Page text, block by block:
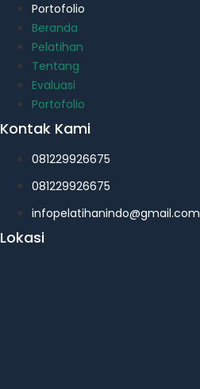
Portofolio
Beranda
Pelatihan
Tentang
Evaluasi
Portofolio
Kontak Kami
081229926675
081229926675
infopelatihanindo@gmail.com
Lokasi